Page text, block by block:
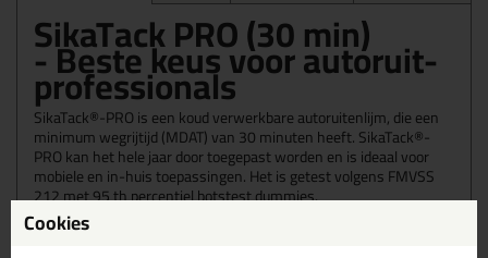
SikaTack PRO (30 min)
- Beste keus voor autoruit-
professionals
SikaTack®-PRO is een koud verwerkbare autoruitenlijm, die een
minimum wegrijtijd (MDAT) van 30 minuten heeft. SikaTack®-
PRO kan het hele jaar door toegepast worden en is ideaal voor
mobiele en in-huis toepassingen. Het is getest volgens FMVSS
212 met 95 th percentiel botstest dummies.
Koud verwerkbare autoruitlijm, voor alle typen personenauto’s.
Cookies